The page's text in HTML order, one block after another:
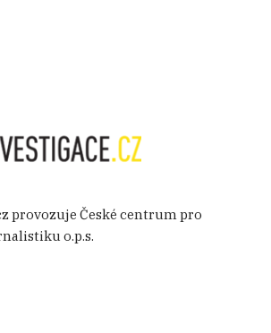
v rámci Shulaya Enterprise. Zdroj:
o podezřelé platbě)
vyšlo najevo, že v lednu roku
konto jistého Davida
provozuje České centrum pro
o.p.s.